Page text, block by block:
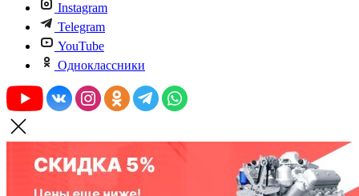
Instagram
Telegram
YouTube
Одноклассники